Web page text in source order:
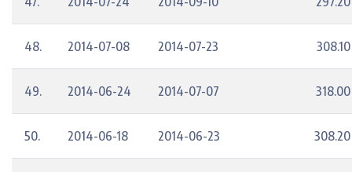
48. 2014-07-08 2014-07-23 308.10
49. 2014-06-24 2014-07-07 318.00
50. 2014-06-18 2014-06-23 308.20